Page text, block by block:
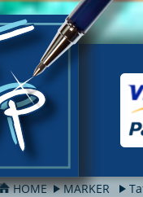
HOME MARKER